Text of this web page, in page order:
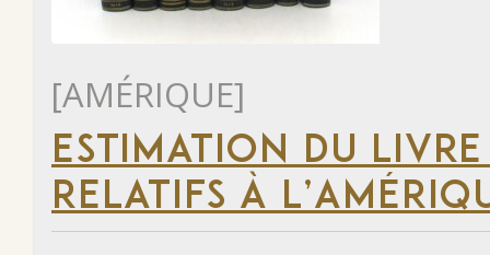
[AMÉRIQUE]
ESTIMATION DU
RELATIFS À